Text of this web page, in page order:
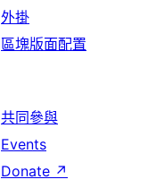
外掛
區塊版面配置
共同參與
Events
Donate ↗